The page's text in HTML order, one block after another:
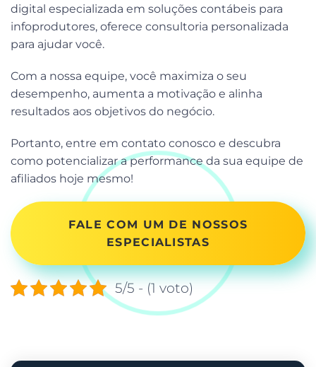
digital especializada em soluções contábeis para
infoprodutores, oferece consultoria personalizada
para ajudar você.
Com a nossa equipe, você maximiza o seu
desempenho, aumenta a motivação e alinha
resultados aos objetivos do negócio.
Portanto, entre em contato conosco e descubra
como potencializar a performance da sua equipe de
afiliados hoje mesmo!
FALE COM UM DE NOSSOS
ESPECIALISTAS
5/5 - (1 voto)